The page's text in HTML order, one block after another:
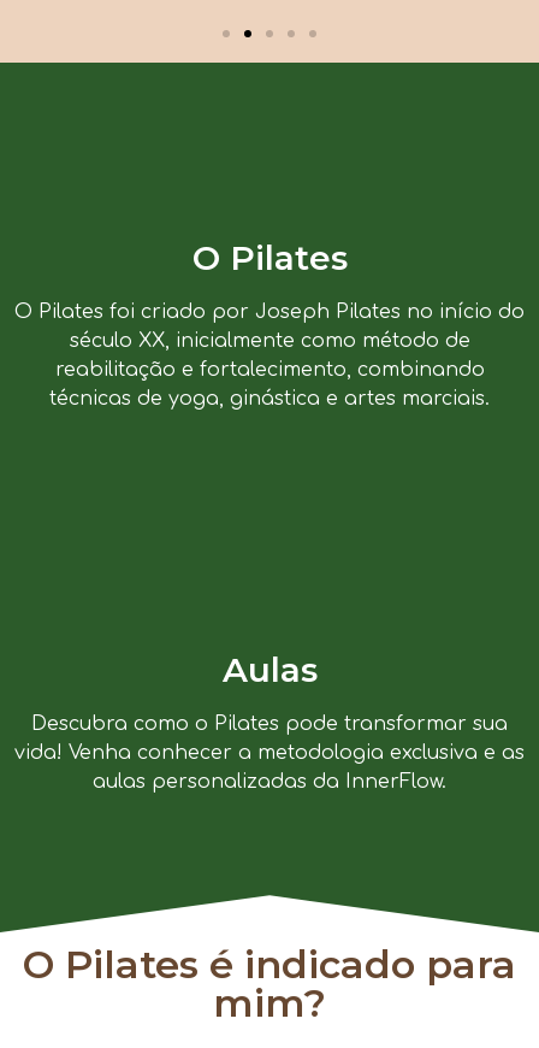
O Pilates
O Pilates foi criado por Joseph Pilates no início do
século XX, inicialmente como método de
reabilitação e fortalecimento, combinando
técnicas de yoga, ginástica e artes marciais.
Aulas
Descubra como o Pilates pode transformar sua
vida! Venha conhecer a metodologia exclusiva e as
aulas personalizadas da InnerFlow.
O Pilates é indicado para
mim?